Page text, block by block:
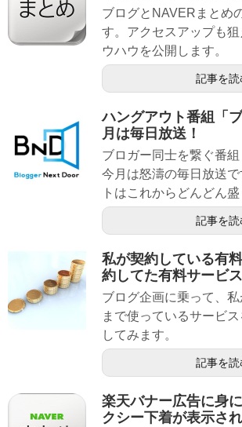
ブログとNAVERまとめ
す。アクセスアップも
ウハウを公開します。
記事を読
ハングアウト番組「
月は毎日放送！
ブロガー同士を繋ぐ番
今月は怒濤の毎日放送
トはこれからどんどん盛
記事を読
私が契約している有
約してた有料サービ
ブログ企画に乗って、
まで使っているサービ
してみます。
記事を読
楽天バナー広告に身
クシー下着が表示さ